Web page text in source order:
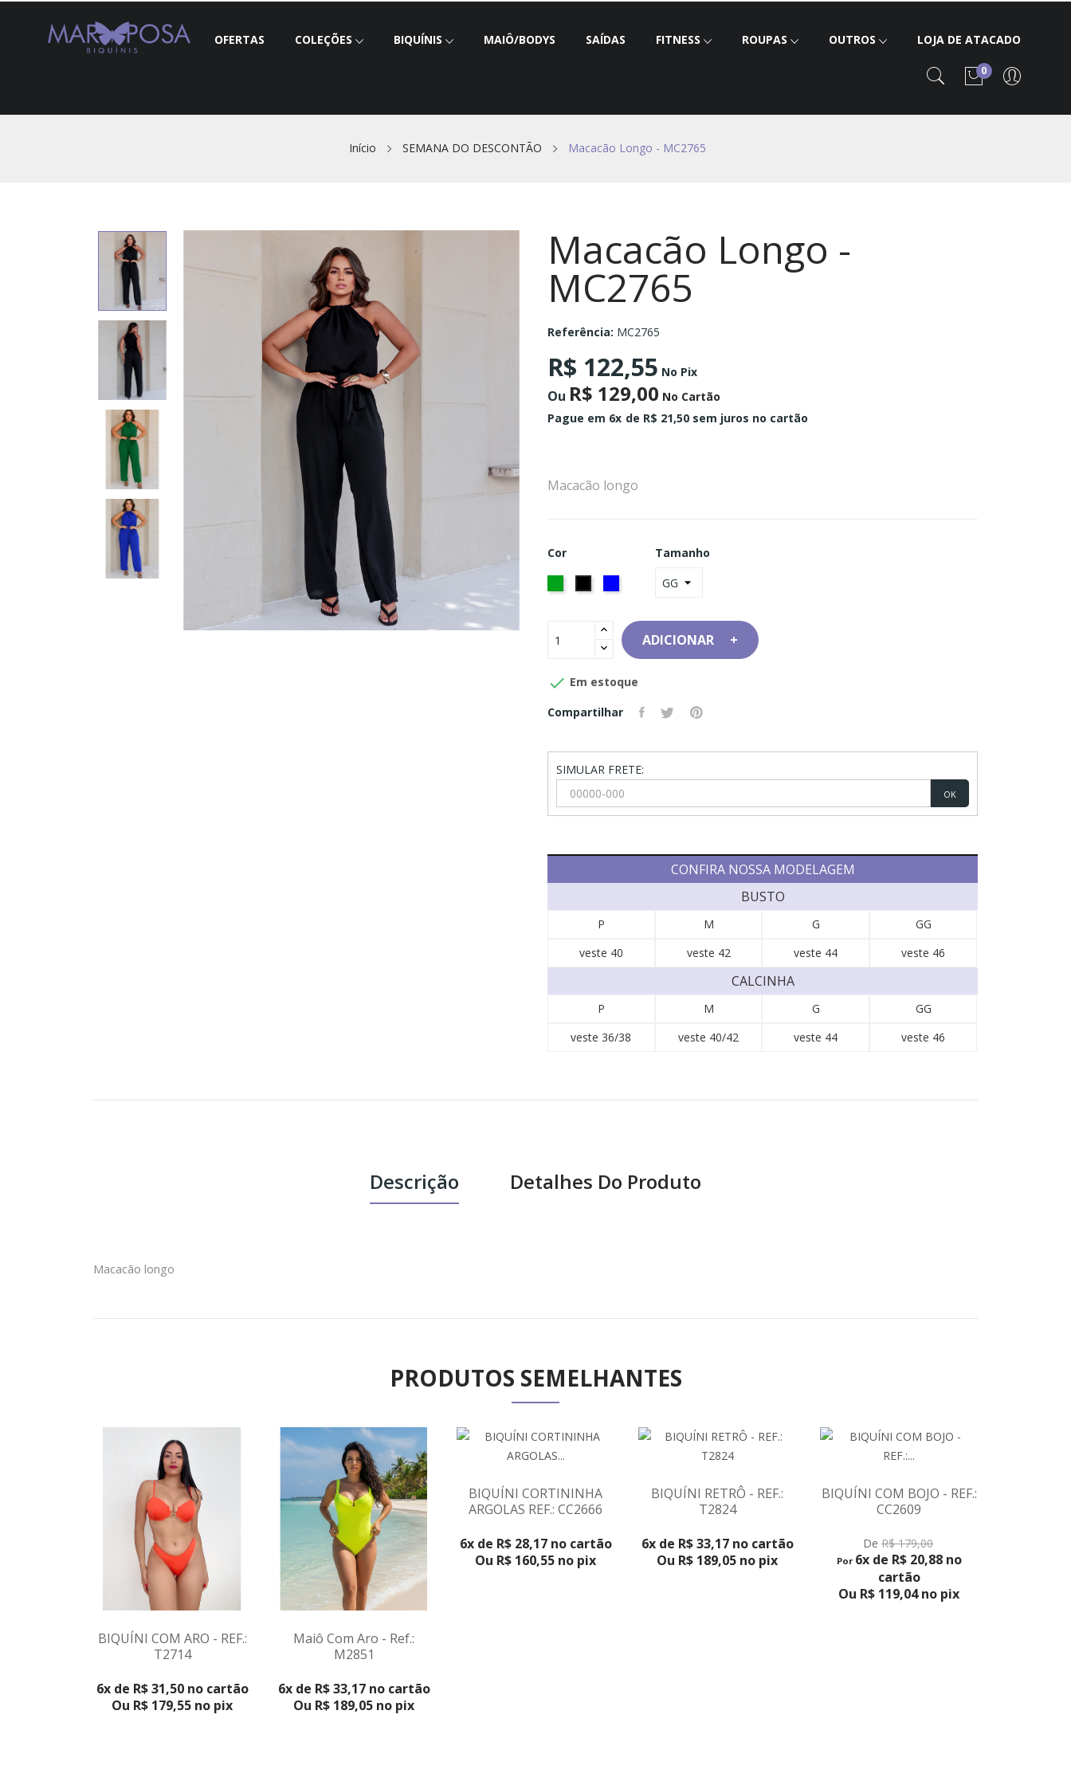
OFERTAS COLEÇÕES BIQUÍNIS MAIÔ/BODYS SAÍDAS FITNESS ROUPAS OUTROS LOJA DE ATACADO
0
Início SEMANA DO DESCONTÃO Macacão Longo - MC2765
Macacão Longo -
MC2765
Referência: MC2765
R$ 122,55 No Pix
Ou R$ 129,00 No Cartão
Pague em 6x de R$ 21,50 sem juros no cartão
Macacão longo
Cor Tamanho
ADICIONAR
 Em estoque
Compartilhar
SIMULAR FRETE:
OK
CONFIRA NOSSA MODELAGEM
BUSTO
P M G
GG
veste 40
veste 42 veste 44 veste 46
CALCINHA
P M G
GG
veste 36/38
veste 40/42 veste 44 veste 46
Descrição Detalhes Do Produto
Macacão longo
PRODUTOS SEMELHANTES
BIQUÍNI COM ARO - REF.:
T2714
6x de R$ 31,50 no cartão
Ou R$ 179,55 no pix
Maiô Com Aro - Ref.:
M2851
6x de R$ 33,17 no cartão
Ou R$ 189,05 no pix
VER PRODUTO
BIQUÍNI CORTININHA
ARGOLAS REF.: CC2666
6x de R$ 28,17 no cartão
Ou R$ 160,55 no pix
VER PRODUTO
BIQUÍNI RETRÔ - REF.:
T2824
6x de R$ 33,17 no cartão
Ou R$ 189,05 no pix
BIQUÍNI COM BOJO - REF.:
CC2609
De R$ 179,00
Por 6x de R$ 20,88 no
cartão
Ou R$ 119,04 no pix